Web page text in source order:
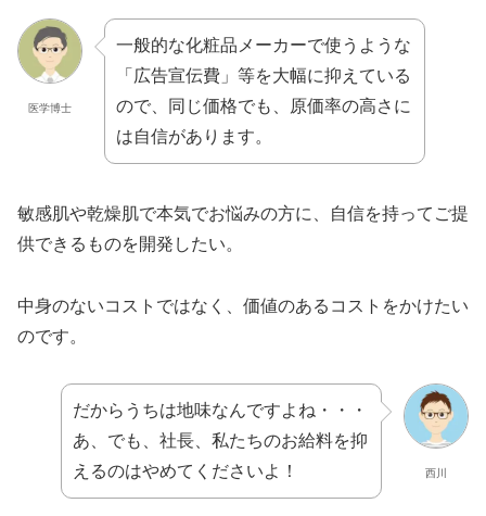
医学博士
一般的な化粧品メーカーで使うような
「広告宣伝費」等を大幅に抑えている
ので、同じ価格でも、原価率の高さに
は自信があります。
敏感肌や乾燥肌で本気でお悩みの方に、自信を持ってご提
供できるものを開発したい。
中身のないコストではなく、価値のあるコストをかけたい
のです。
西川
だからうちは地味なんですよね・・・
あ、でも、社長、私たちのお給料を抑
えるのはやめてくださいよ！